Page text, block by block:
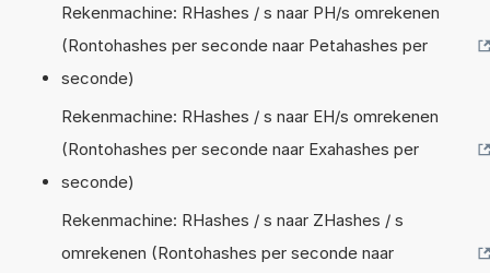
Rekenmachine: RHashes / s naar PH/s omrekenen
(Rontohashes per seconde naar Petahashes per
seconde)
Rekenmachine: RHashes / s naar EH/s omrekenen
(Rontohashes per seconde naar Exahashes per
seconde)
Rekenmachine: RHashes / s naar ZHashes / s
omrekenen (Rontohashes per seconde naar